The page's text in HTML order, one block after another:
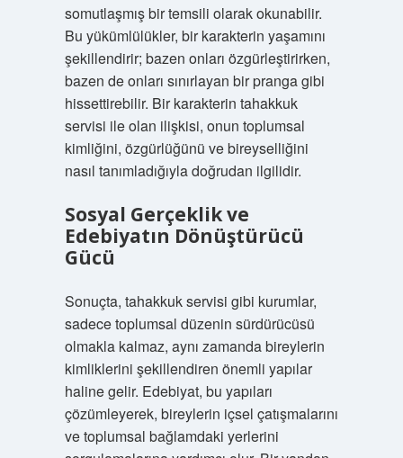
somutlaşmış bir temsili olarak okunabilir.
Bu yükümlülükler, bir karakterin yaşamını
şekillendirir; bazen onları özgürleştirirken,
bazen de onları sınırlayan bir pranga gibi
hissettirebilir. Bir karakterin tahakkuk
servisi ile olan ilişkisi, onun toplumsal
kimliğini, özgürlüğünü ve bireyselliğini
nasıl tanımladığıyla doğrudan ilgilidir.
Sosyal Gerçeklik ve
Edebiyatın Dönüştürücü
Gücü
Sonuçta, tahakkuk servisi gibi kurumlar,
sadece toplumsal düzenin sürdürücüsü
olmakla kalmaz, aynı zamanda bireylerin
kimliklerini şekillendiren önemli yapılar
haline gelir. Edebiyat, bu yapıları
çözümleyerek, bireylerin içsel çatışmalarını
ve toplumsal bağlamdaki yerlerini